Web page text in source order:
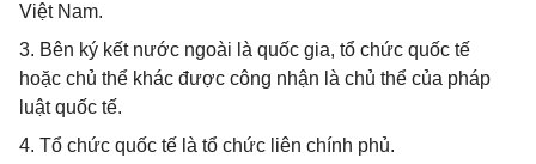
Việt Nam.
3. Bên ký kết nước ngoài là quốc gia, tổ chức quốc tế
hoặc chủ thể khác được công nhận là chủ thể của pháp
luật quốc tế.
4. Tổ chức quốc tế là tổ chức liên chính phủ.